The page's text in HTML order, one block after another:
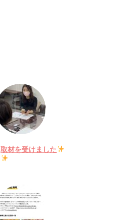
取材を受けました